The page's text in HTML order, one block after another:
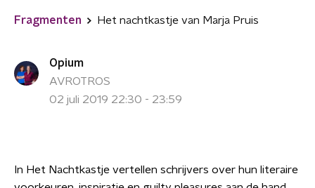
Fragmenten Het nachtkastje van Marja Pruis
Opium
AVROTROS
02 juli 2019 22:30 - 23:59
In Het Nachtkastje vertellen schrijvers over hun literaire